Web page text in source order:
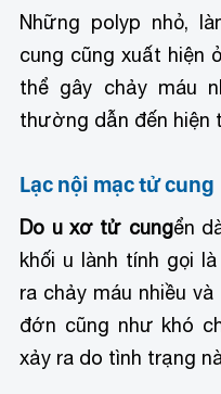
Những polyp nhỏ,
cung cũng xuất hiện
thể gây chảy máu
thường dẫn đến hiện
Lạc nội mạc tử cung
Do u xơ tử cungển
khối u lành tính gọi
ra chảy máu nhiều
đớn cũng như khó
xảy ra do tình trạng